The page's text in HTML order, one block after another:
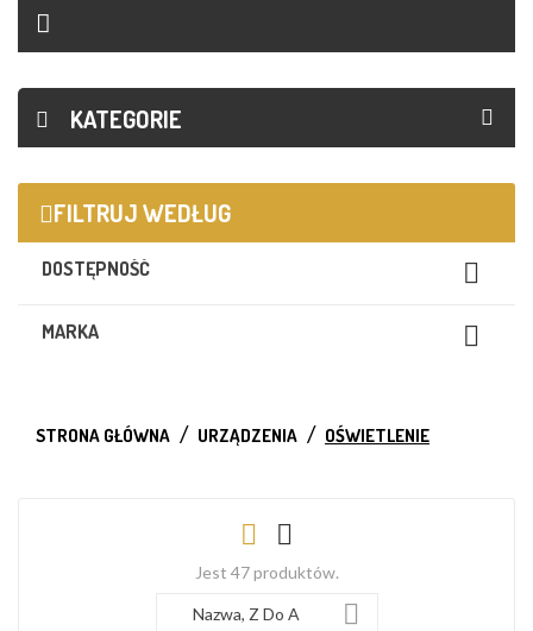
KATEGORIE
FILTRUJ WEDŁUG
DOSTĘPNOŚĆ 
MARKA 
STRONA GŁÓWNA URZĄDZENIA OŚWIETLENIE
Jest 47 produktów.
Nazwa, Z Do A 